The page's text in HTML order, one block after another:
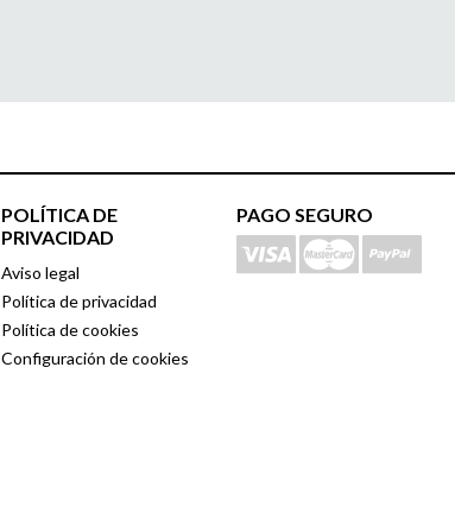
POLÍTICA DE
PRIVACIDAD
Aviso legal
Política de privacidad
Política de cookies
Configuración de cookies
PAGO SEGURO